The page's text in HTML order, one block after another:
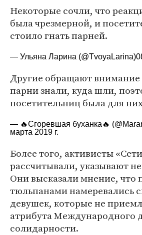
Некоторые сочли, что
была чрезмерной, и
стоило гнать парней.
— Ульяна Ларина (@TvoyaLarina)
Другие обращают внимание
парни знали, куда шли,
посетительниц была для
— 🔥Сгоревшая буханка🔥
марта 2019 г.
Более того, активисты
рассчитывали, указывают
Они высказали мнение, что
тюльпанами намеревались
девушек, которые не
атрибута Международного
солидарности.